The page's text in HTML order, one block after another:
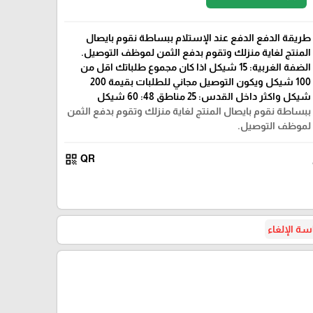
طريقة الدفع الدفع عند الإستلام ببساطة نقوم بايصال
المنتج لغاية منزلك وتقوم بدفع الثمن لموظف التوصيل.
الضفة الغربية: 15 شيكل اذا كان مجموع طلباتك اقل من
100 شيكل ويكون التوصيل مجاني للطلبات بقيمة 200
شيكل واكثر داخل القدس: 25 مناطق 48: 60 شيكل
ببساطة نقوم بايصال المنتج لغاية منزلك وتقوم بدفع الثمن
لموظف التوصيل.
QR
qr_code
الإلغاء